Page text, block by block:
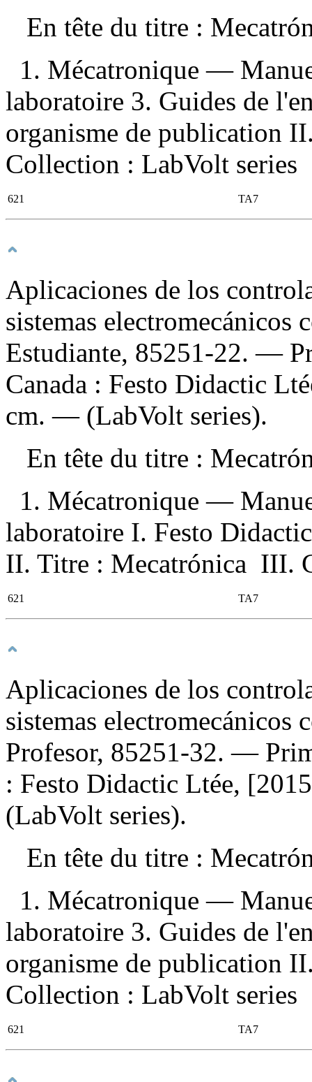
En tête du titre :
1. Mécatronique —
laboratoire 3. Guides de
organisme de publication
Collection : LabVolt series
621 TA7
Aplicaciones de los
sistemas electromecánicos
Estudiante, 85251-22. —
Canada : Festo Didactic
cm. — (LabVolt series).
En tête du titre :
1. Mécatronique —
laboratoire I. Festo
II. Titre : Mecatrónica III.
621 TA7
Aplicaciones de los
sistemas electromecánicos
Profesor, 85251-32. —
: Festo Didactic Ltée,
(LabVolt series).
En tête du titre :
1. Mécatronique —
laboratoire 3. Guides de
organisme de publication
Collection : LabVolt series
621 TA7